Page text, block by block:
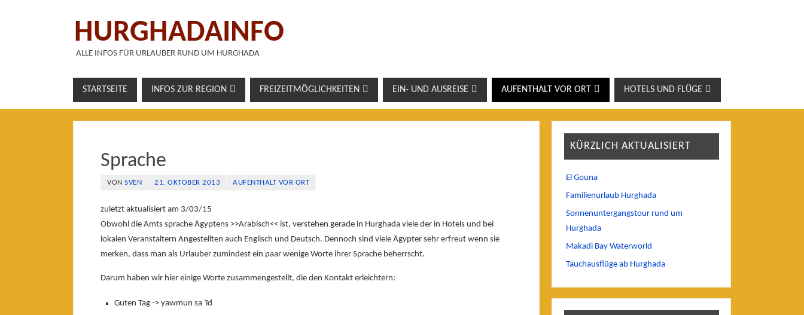
HURGHADAINFO
ALLE INFOS FÜR URLAUBER RUND UM HURGHADA
STARTSEITE INFOS ZUR REGION FREIZEITMÖGLICHKEITEN EIN- UND AUSREISE AUFENTHALT VOR ORT HOTELS UND FLÜGE
Sprache
VON SVEN 21. OKTOBER 2013 AUFENTHALT VOR ORT
zuletzt aktualisiert am 3/03/15
Obwohl die Amts sprache Ägyptens >>Arabisch<< ist, verstehen gerade in Hurghada viele der in Hotels und bei
lokalen Veranstaltern Angestellten auch Englisch und Deutsch. Dennoch sind viele Ägypter sehr erfreut wenn sie
merken, dass man als Urlauber zumindest ein paar wenige Worte ihrer Sprache beherrscht.
Darum haben wir hier einige Worte zusammengestellt, die den Kontakt erleichtern:
Guten Tag -> yawmun sa ʾīd
KÜRZLICH AKTUALISIERT
El Gouna
Familienurlaub Hurghada
Sonnenuntergangstour rund um
Hurghada
Makadi Bay Waterworld
Tauchausflüge ab Hurghada